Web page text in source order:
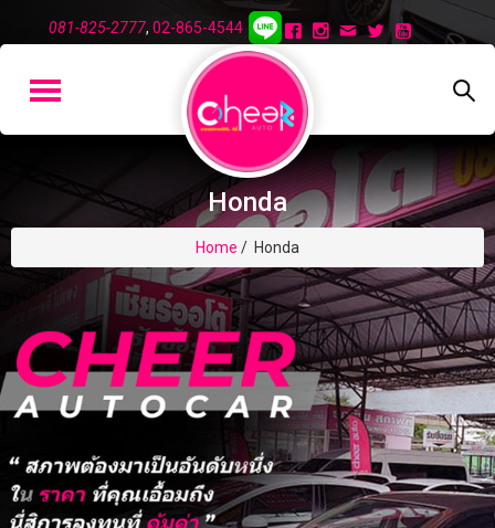
081-825-2777, 02-865-4544
Honda
Home / Honda